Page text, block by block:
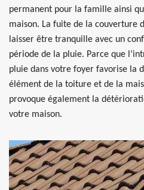
permanent pour la famille ainsi
maison. La fuite de la couverture
laisser être tranquille avec un
période de la pluie. Parce que
pluie dans votre foyer favorise la
élément de la toiture et de la
provoque également la
votre maison.